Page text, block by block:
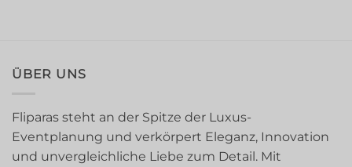
ÜBER UNS
Fliparas steht an der Spitze der Luxus-
Eventplanung und verkörpert Eleganz, Innovation
und unvergleichliche Liebe zum Detail. Mit